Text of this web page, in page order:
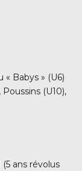
Babys » (U6)
(U10),
ans révolus